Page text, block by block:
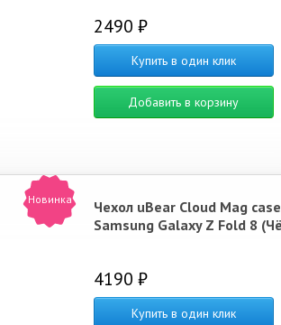
2490 ₽
Купить в один клик
Добавить в корзину
Новинка
Чехол uBear Cloud Mag
Samsung Galaxy Z Fold 8
4190 ₽
Купить в один клик